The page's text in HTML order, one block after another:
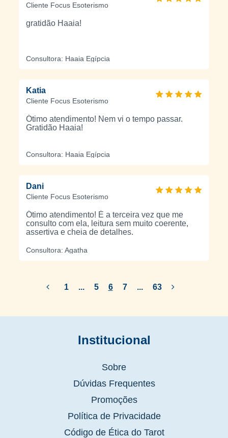
Cliente Focus Esoterismo
gratidão Haaia!
Consultora: Haaia Egípcia
Katia
Cliente Focus Esoterismo
Ótimo atendimento! Nem vi o tempo passar.
Gratidão Haaia!
Consultora: Haaia Egípcia
Dani
Cliente Focus Esoterismo
Ótimo atendimento! É a terceira vez que me
consulto com ela, leitura sem muito coerente,
assertiva e cheia de detalhes.
Consultora: Agatha
1 ... 5 6 7 ... 63
Institucional
Sobre
Dúvidas Frequentes
Promoções
Política de Privacidade
Código de Ética do Tarot